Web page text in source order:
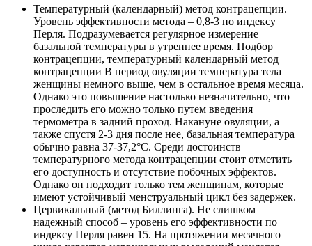
Температурный (календарный) метод контрацепции.
Уровень эффективности метода – 0,8-3 по индексу
Перля. Подразумевается регулярное измерение
базальной температуры в утреннее время. Подбор
контрацепции, температурный календарный метод
контрацепции В период овуляции температура тела
женщины немного выше, чем в остальное время месяца.
Однако это повышение настолько незначительно, что
проследить его можно только путем введения
термометра в задний проход. Накануне овуляции, а
также спустя 2-3 дня после нее, базальная температура
обычно равна 37-37,2°С. Среди достоинств
температурного метода контрацепции стоит отметить
его доступность и отсутствие побочных эффектов.
Однако он подходит только тем женщинам, которые
имеют устойчивый менструальный цикл без задержек.
Цервикальный (метод Биллинга). Не слишком
надежный способ – уровень его эффективности по
индексу Перля равен 15. На протяжении месячного